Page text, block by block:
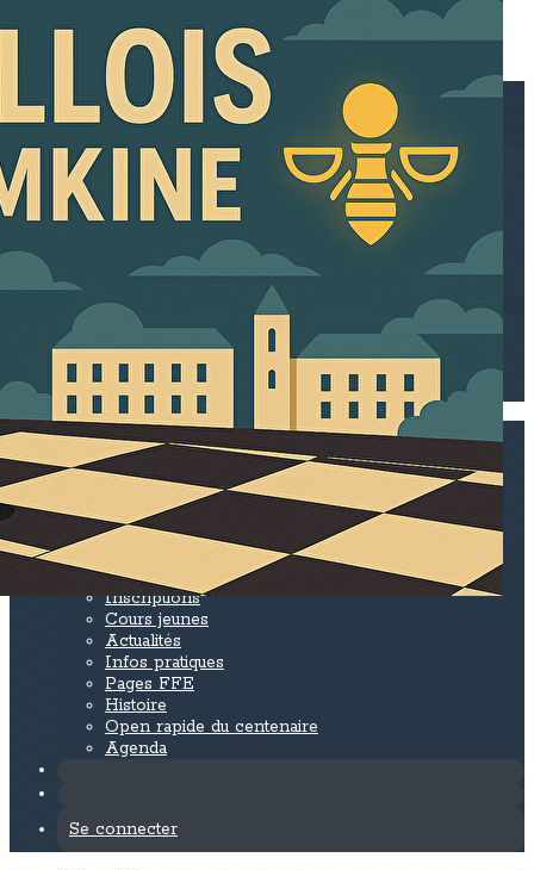
Exporter les lignes sélectionnées
Exporter toutes les colonnes
Exporter uniquement les colonnes affichées
<
>
Présentation
Cours jeunes
Actualités
Infos pratiques
Pages FFE
Histoire
Open rapide du centenaire
Agenda
Ajoutez un logo, un bouton, des réseaux sociaux
Cliquez pour éditer
Le cercle d'échecs de Levallois-Potemkine
Présentation
Inscriptions
Cours jeunes
Actualités
Infos pratiques
Pages FFE
Histoire
Open rapide du centenaire
Agenda
Se connecter